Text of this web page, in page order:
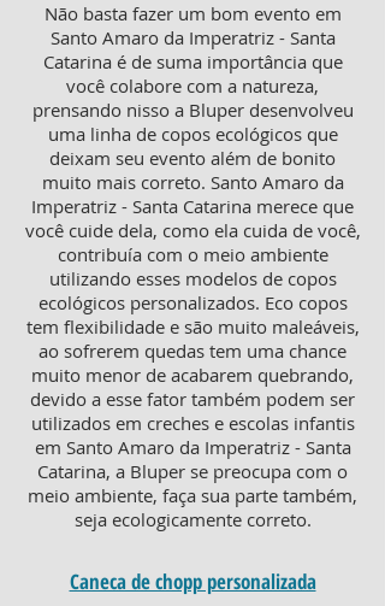
Não basta fazer um bom evento em
Santo Amaro da Imperatriz - Santa
Catarina é de suma importância que
você colabore com a natureza,
prensando nisso a Bluper desenvolveu
uma linha de copos ecológicos que
deixam seu evento além de bonito
muito mais correto. Santo Amaro da
Imperatriz - Santa Catarina merece que
você cuide dela, como ela cuida de você,
contribuía com o meio ambiente
utilizando esses modelos de copos
ecológicos personalizados. Eco copos
tem flexibilidade e são muito maleáveis,
ao sofrerem quedas tem uma chance
muito menor de acabarem quebrando,
devido a esse fator também podem ser
utilizados em creches e escolas infantis
em Santo Amaro da Imperatriz - Santa
Catarina, a Bluper se preocupa com o
meio ambiente, faça sua parte também,
seja ecologicamente correto.
Caneca de chopp personalizada